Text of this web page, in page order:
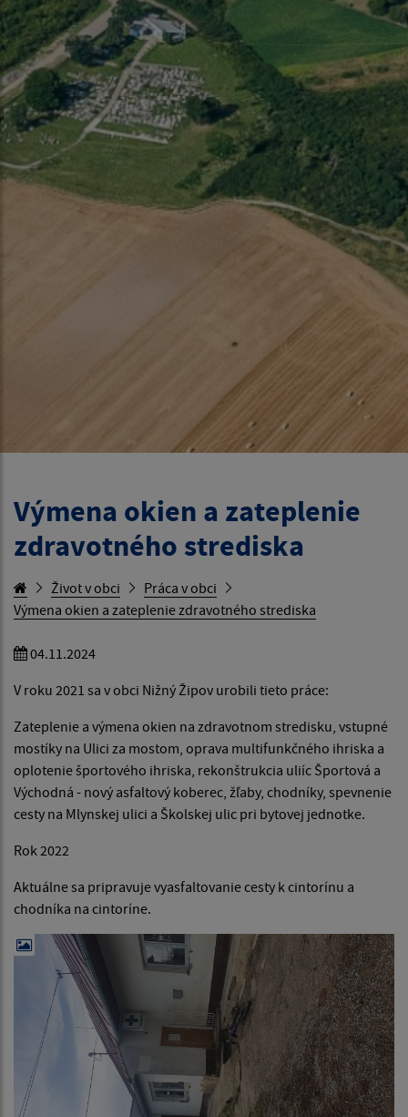
Výmena okien a zateplenie
zdravotného strediska
Život v obci
Práca v obci
Výmena okien a zateplenie zdravotného strediska
04.11.2024
V roku 2021 sa v obci Nižný Žipov urobili tieto práce:
Zateplenie a výmena okien na zdravotnom stredisku, vstupné
mostíky na Ulici za mostom, oprava multifunkčného ihriska a
oplotenie športového ihriska, rekonštrukcia uliíc Športová a
Východná - nový asfaltový koberec, žľaby, chodníky, spevnenie
cesty na Mlynskej ulici a Školskej ulic pri bytovej jednotke.
Rok 2022
Aktuálne sa pripravuje vyasfaltovanie cesty k cintorínu a
chodníka na cintoríne.